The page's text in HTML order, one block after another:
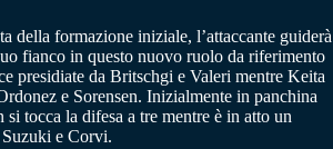
della formazione iniziale, l’attaccante guiderà
fianco in questo nuovo ruolo da riferimento
presidiate da Britschgi e Valeri mentre Keita
e Sorensen. Inizialmente in panchina
tocca la difesa a tre mentre è in atto un
e Corvi.